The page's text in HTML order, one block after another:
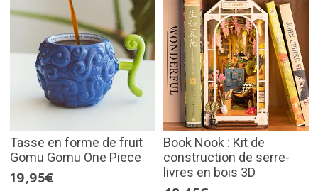
Tasse en forme de fruit
Gomu Gomu One Piece
19,95€
Book Nook : Kit de
construction de serre-
livres en bois 3D